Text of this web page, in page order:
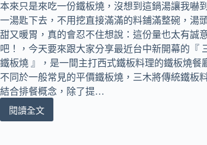
本來只是來吃一份鐵板燒，沒想到這鍋湯讓我嚇到
一湯匙下去，不用挖直接滿滿的料鋪滿整碗，湯
甜又暖胃，真的會忍不住想說：這份量也太有誠
吧！，今天要來跟大家分享最近台中新開幕的『
鐵板燒 』，是一間主打西式鐵板料理的鐵板燒餐
不同於一般常見的平價鐵板燒，三木將傳統鐵板
結合排餐概念，除了提…
閱讀全文
[台